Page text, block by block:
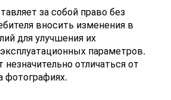
за собой право без
вносить изменения в
для улучшения их
параметров.
отличаться от
фотографиях.